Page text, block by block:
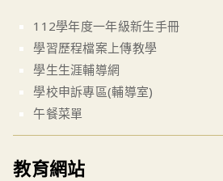
112學年度一年級新生手冊
學習歷程檔案上傳教學
學生生涯輔導網
學校申訴專區(輔導室)
午餐菜單
教育網站